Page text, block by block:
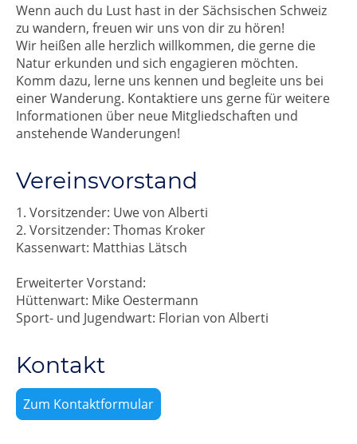
Wenn auch du Lust hast in der Sächsischen Schweiz
zu wandern, freuen wir uns von dir zu hören!
Wir heißen alle herzlich willkommen, die gerne die
Natur erkunden und sich engagieren möchten.
Komm dazu, lerne uns kennen und begleite uns bei
einer Wanderung. Kontaktiere uns gerne für weitere
Informationen über neue Mitgliedschaften und
anstehende Wanderungen!
Vereinsvorstand
1. Vorsitzender: Uwe von Alberti
2. Vorsitzender: Thomas Kroker
Kassenwart: Matthias Lätsch
Erweiterter Vorstand:
Hüttenwart: Mike Oestermann
Sport- und Jugendwart: Florian von Alberti
Kontakt
Zum Kontaktformular